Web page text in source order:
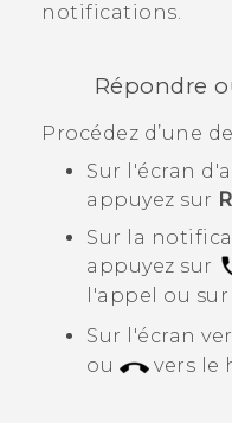
notifications.
Répondre
Procédez d’une
Sur l'écran
appuyez sur
Sur la
appuyez sur
l'appel ou sur
Sur l'écran
ou
vers le